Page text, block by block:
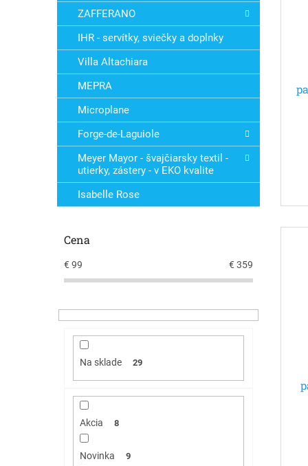
ZAFFERANO
IHR - servítky, sviečky a doplnky
Villa Altachiara
MEPRA
Microplane
Forge-de-Laguiole
Meyer Mayor - švajčiarsky textil -
utierky, zástery - v EKO kvalite
Isabelle Rose
Cena
€ 99 € 359
Na sklade 29
Akcia 8
Novinka 9